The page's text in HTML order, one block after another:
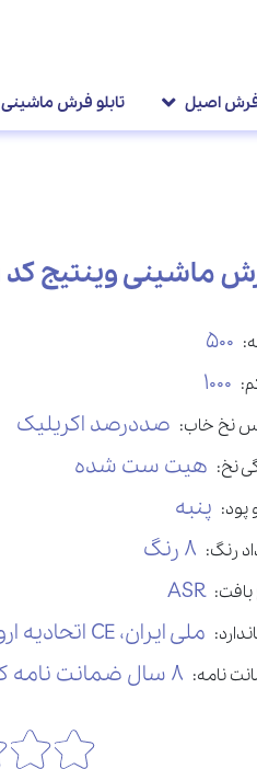
اصیل تابلو فرش ماشینی
ماشینی وینتیج کد 31-167
500
1000
نخ خاب: صددرصد اکریلیک
نخ: هیت ست شده
پود: پنبه
رنگ: 8 رنگ
بافت: ASR
ملی ایران، CE اتحادیه اروپا
نامه: 8 سال ضمانت نامه کتبی